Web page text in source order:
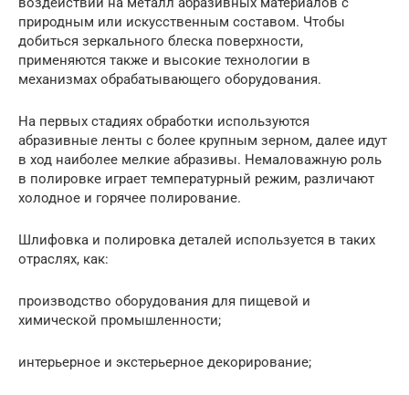
природным или искусственным составом. Чтобы
добиться зеркального блеска поверхности,
применяются также и высокие технологии в
механизмах обрабатывающего оборудования.
На первых стадиях обработки используются
абразивные ленты с более крупным зерном, далее идут
в ход наиболее мелкие абразивы. Немаловажную роль
в полировке играет температурный режим, различают
холодное и горячее полирование.
Шлифовка и полировка деталей используется в таких
отраслях, как:
производство оборудования для пищевой и
химической промышленности;
интерьерное и экстерьерное декорирование;